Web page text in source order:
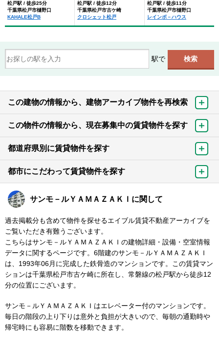
松戸駅 / 徒歩25分
千葉県松戸市樋野口
KAHALE松戸B
松戸駅 / 徒歩12分
千葉県松戸市古ケ崎
クロシェット松戸
松戸駅 / 徒歩11分
千葉県松戸市樋野口
レインボ－ハウス
駅で
この建物の情報から、建物アーカイブ物件を再検索
この物件の情報から、現在募集中の賃貸物件を探す
都道府県別に賃貸物件を探す
都市にこだわって賃貸物件を探す
サンモ－ルＹＡＭＡＺＡＫＩに関して
過去掲載分も含めて物件を探せるエイブル賃貸不動産アーカイブを
ご覧いただき有難うございます。
こちらはサンモ－ルＹＡＭＡＺＡＫＩの建物詳細・設備・空室情報
データに関するページです。6階建のサンモ－ルＹＡＭＡＺＡＫＩ
は、1993年06月に完成した鉄骨造のマンションです。この賃貸マン
ションは千葉県松戸市古ケ崎に所在し、常磐線の松戸駅から徒歩12
分の位置にございます。
サンモ－ルＹＡＭＡＺＡＫＩはエレベーター付のマンションです。
毎日の階段の上り下りは意外と負担が大きいので、毎朝の通勤時や
帰宅時にも容易に階数を移動できます。